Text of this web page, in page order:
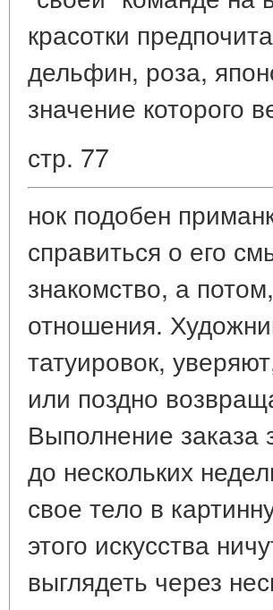
красотки
дельфин, роза,
значение которого
стр. 77
нок подобен
справиться о его
знакомство, а
отношения.
татуировок,
или поздно
Выполнение заказа
до нескольких
свое тело в
этого искусства
выглядеть через